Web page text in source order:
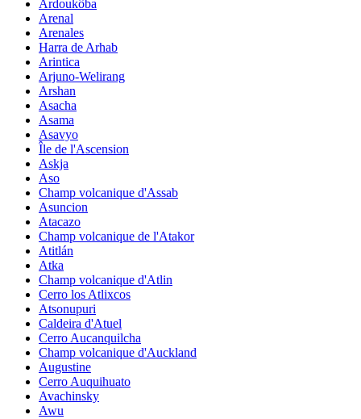
Ardoukôba
Arenal
Arenales
Harra de Arhab
Arintica
Arjuno-Welirang
Arshan
Asacha
Asama
Asavyo
Île de l'Ascension
Askja
Aso
Champ volcanique d'Assab
Asuncion
Atacazo
Champ volcanique de l'Atakor
Atitlán
Atka
Champ volcanique d'Atlin
Cerro los Atlixcos
Atsonupuri
Caldeira d'Atuel
Cerro Aucanquilcha
Champ volcanique d'Auckland
Augustine
Cerro Auquihuato
Avachinsky
Awu